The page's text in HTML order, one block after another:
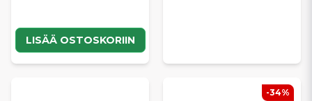
LISÄÄ OSTOSKORIIN
-34%